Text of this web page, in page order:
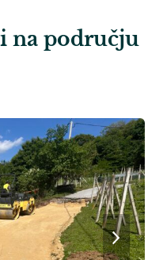
na području
next
slide